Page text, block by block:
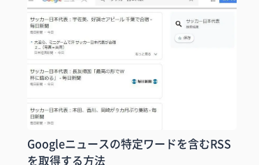
Googleニュースの特定ワードを含むRSS
を取得する方法